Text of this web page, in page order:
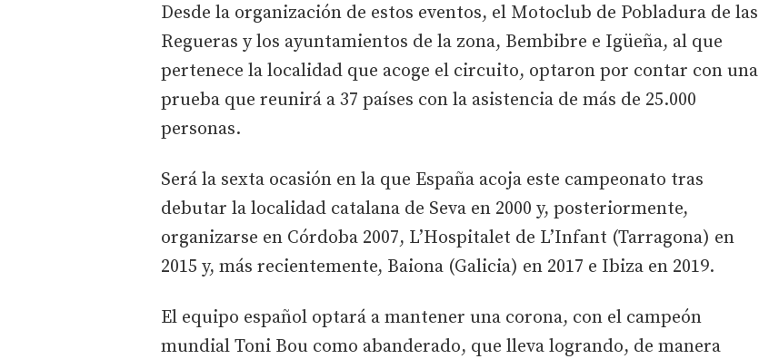
Desde la organización de estos eventos, el Motoclub de Pobladura de las
Regueras y los ayuntamientos de la zona, Bembibre e Igüeña, al que
pertenece la localidad que acoge el circuito, optaron por contar con una
prueba que reunirá a 37 países con la asistencia de más de 25.000
personas.
Será la sexta ocasión en la que España acoja este campeonato tras
debutar la localidad catalana de Seva en 2000 y, posteriormente,
organizarse en Córdoba 2007, L’Hospitalet de L’Infant (Tarragona) en
2015 y, más recientemente, Baiona (Galicia) en 2017 e Ibiza en 2019.
El equipo español optará a mantener una corona, con el campeón
mundial Toni Bou como abanderado, que lleva logrando, de manera